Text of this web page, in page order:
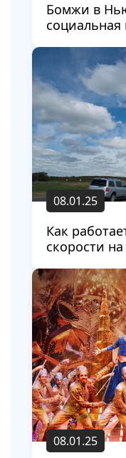
Бомжи в
08.01.25
Как
скорости
08.01.25